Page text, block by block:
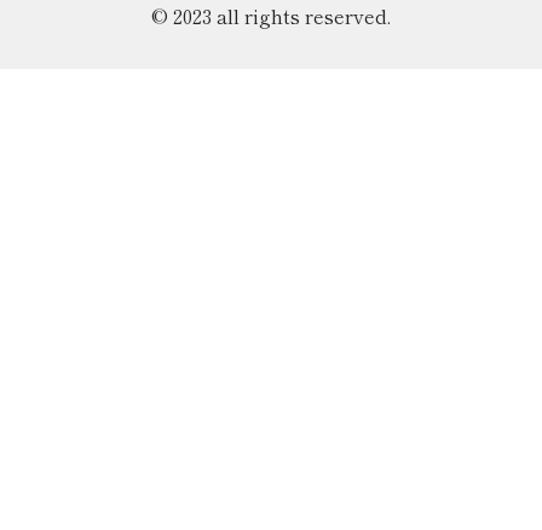
© 2023 all rights reserved.